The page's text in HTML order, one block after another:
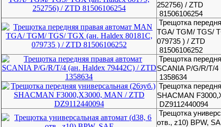
252756) / ZTD
81506106254
Трещотка
TGA/ TGM/ TGS/
079735 ) / ZTD
81506106252
Трещотка
SCANIA P/G/R/T/
1358634
Трещотка
SHACMAN
DZ9112440094
Трещотка
отв., z10) BPW,